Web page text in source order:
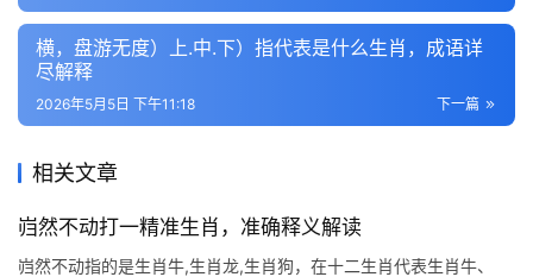
横，盘游无度）上.中.下）指代表是什么生肖，成语详
尽解释
下一篇
2026年5月5日 下午11:18
相关文章
岿然不动打一精准生肖，准确释义解读
岿然不动指的是生肖牛,生肖龙,生肖狗，在十二生肖代表生肖牛、